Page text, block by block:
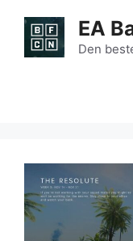
Inhalt
springen
EA
Den